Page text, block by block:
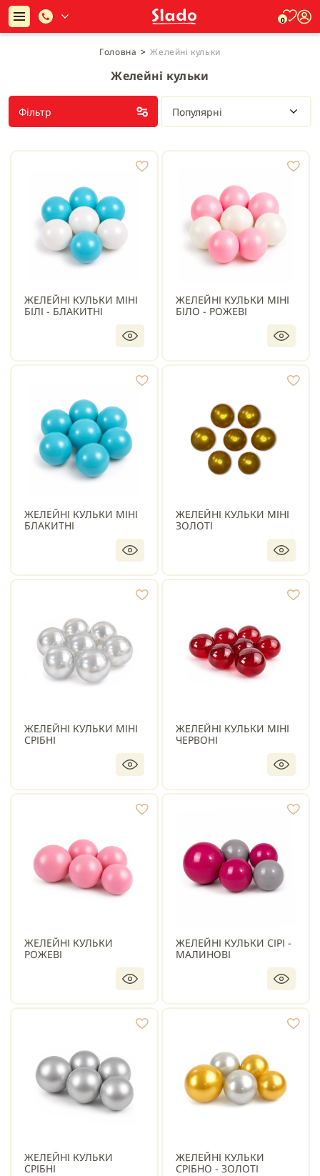
0
Головна > Желейні кульки
Желейні кульки
Фільтр Популярні
ЖЕЛЕЙНІ КУЛЬКИ МІНІ
БІЛІ - БЛАКИТНІ
ЖЕЛЕЙНІ КУЛЬКИ МІНІ
БІЛО - РОЖЕВІ
ЖЕЛЕЙНІ КУЛЬКИ МІНІ
БЛАКИТНІ
ЖЕЛЕЙНІ КУЛЬКИ МІНІ
ЗОЛОТІ
ЖЕЛЕЙНІ КУЛЬКИ МІНІ
СРІБНІ
ЖЕЛЕЙНІ КУЛЬКИ МІНІ
ЧЕРВОНІ
ЖЕЛЕЙНІ КУЛЬКИ
РОЖЕВІ
ЖЕЛЕЙНІ КУЛЬКИ СІРІ -
МАЛИНОВІ
ЖЕЛЕЙНІ КУЛЬКИ
СРІБНІ
ЖЕЛЕЙНІ КУЛЬКИ
СРІБНО - ЗОЛОТІ